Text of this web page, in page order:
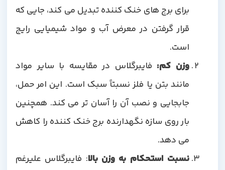
برای برج های خنک کننده تبدیل می کند، جایی که
قرار گرفتن در معرض آب و مواد شیمیایی رایج
است.
وزن کم: فایبرگلاس در مقایسه با سایر مواد
مانند بتن یا فلز نسبتاً سبک است. این امر حمل،
جابجایی و نصب آن را آسان تر می کند. همچنین
بار روی سازه نگهدارنده برج خنک کننده را کاهش
می دهد.
نسبت استحکام به وزن بالا: فایبرگلاس علیرغم